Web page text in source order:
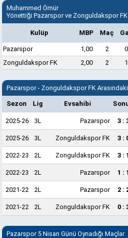
Muhammed Ömür
Yönettiği Pazarspor ve Zonguldakspor FK
Kulüp MBP Maç
Pazarspor 1,00 2 0
Zonguldakspor FK
2,00 2 1
Pazarspor - Zonguldakspor FK
Sezon Lig Evsahibi
2025-26 3L Pazarspor 3 :
2025-26 3L Zonguldakspor FK 3 :
2022-23 2L Zonguldakspor FK 3 : 1
2022-23 2L Pazarspor 1 : 1
2021-22 2L Pazarspor 2 :
2021-22 2L Zonguldakspor FK 0 :
Pazarspor 5 Nisan Günü Oynadığı Maçlar